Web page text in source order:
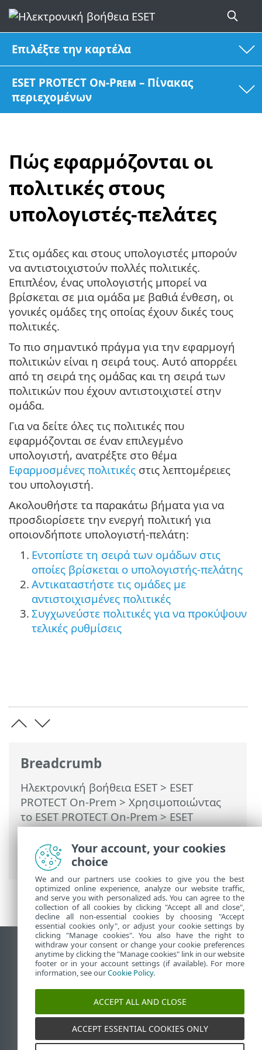
Επιλέξτε την καρτέλα
ESET PROTECT On-Prem – Πίνακας
περιεχομένων
Πώς εφαρμόζονται οι
πολιτικές στους
υπολογιστές-πελάτες
Breadcrumb
Ηλεκτρονική βοήθεια ESET> ESET
PROTECT On-Prem > Χρησιμοποιώντας
το ESET PROTECT On-Prem>ESET
PROTECT On-Prem Κύριο μενού>
Πολιτικές
> Πώς εφαρμόζονται οι
πολιτικές στους υπολογιστές-πελάτες
Στις ομάδες και στους υπολογιστές μπορούν
να αντιστοιχιστούν πολλές πολιτικές.
Επιπλέον, ένας υπολογιστής μπορεί να
βρίσκεται σε μια ομάδα με βαθιά ένθεση, οι
γονικές ομάδες της οποίας έχουν δικές τους
πολιτικές.
Το πιο σημαντικό πράγμα για την εφαρμογή
πολιτικών είναι η σειρά τους. Αυτό απορρέει
από τη σειρά της ομάδας και τη σειρά των
πολιτικών που έχουν αντιστοιχιστεί στην
ομάδα.
Για να δείτε όλες τις πολιτικές που
εφαρμόζονται σε έναν επιλεγμένο
υπολογιστή, ανατρέξτε στο θέμα
Εφαρμοσμένες πολιτικές στις λεπτομέρειες
του υπολογιστή.
Ακολουθήστε τα παρακάτω βήματα για να
προσδιορίσετε την ενεργή πολιτική για
οποιονδήποτε υπολογιστή-πελάτη:
1. Εντοπίστε τη σειρά των ομάδων στις
οποίες βρίσκεται ο υπολογιστής-πελάτης
2. Αντικαταστήστε τις ομάδες με
αντιστοιχισμένες πολιτικές
3. Συγχωνεύστε πολιτικές για να προκύψουν
τελικές ρυθμίσεις
Προβολή ιστότοπου επιφάνειας εργασίας
End of Life
Γνωσιακή βάση ESET
Ομάδα συζήτησης ESET
ESET Status Portal
Τοπική υποστήριξη
Your account, your cookies
choice
We and our partners use cookies to give you the best
optimized online experience, analyze our website traffic,
and serve you with personalized ads. You can agree to the
collection of all cookies by clicking "Accept all and close",
decline all non-essential cookies by choosing "Accept
essential cookies only", or adjust your cookie settings by
clicking "Manage cookies". You also have the right to
withdraw your consent or change your cookie preferences
anytime by clicking the "Manage cookies" link in our website
footer or in your account settings (if available). For more
information, see ourCookie Policy.
ACCEPT ALL AND CLOSE
ACCEPT ESSENTIAL COOKIES ONLY